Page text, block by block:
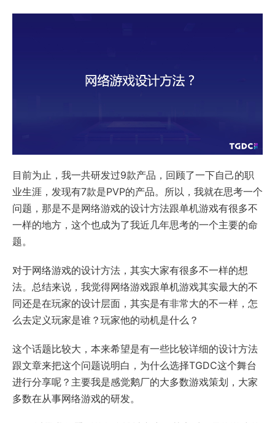
目前为止，我一共研发过9款产品，回顾了一下自己的职
业生涯，发现有7款是PVP的产品。所以，我就在思考一个
问题，那是不是网络游戏的设计方法跟单机游戏有很多不
一样的地方，这个也成为了我近几年思考的一个主要的命
题。
对于网络游戏的设计方法，其实大家有很多不一样的想
法。总结来说，我觉得网络游戏跟单机游戏其实最大的不
同还是在玩家的设计层面，其实是有非常大的不一样，怎
么去定义玩家是谁？玩家他的动机是什么？
这个话题比较大，本来希望是有一些比较详细的设计方法
跟文章来把这个问题说明白，为什么选择TGDC这个舞台
进行分享呢？主要我是感觉鹅厂的大多数游戏策划，大家
多数在从事网络游戏的研发。